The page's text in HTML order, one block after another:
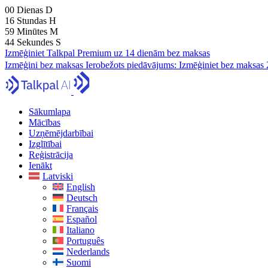
00 Dienas D
16 Stundas H
59 Minūtes M
43 Sekundes S
Izmēģiniet Talkpal Premium uz 14 dienām bez maksas
Izmēģini bez maksas Ierobežots piedāvājums: Izmēģiniet bez maksas
Sākumlapa
Mācības
Uzņēmējdarbībai
Izglītībai
Reģistrācija
Ienākt
Latviski
English
Deutsch
Français
Español
Italiano
Português
Nederlands
Suomi